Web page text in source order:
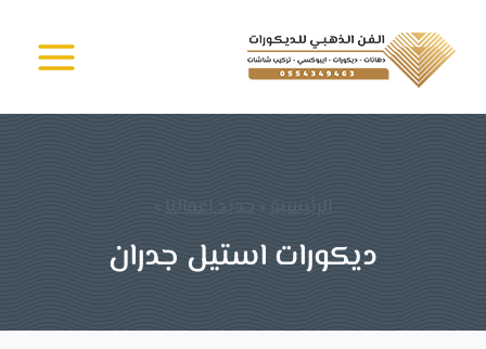
المحتوى
الرئيسية » جديد اعمالنا »
ديكورات استيل جدران